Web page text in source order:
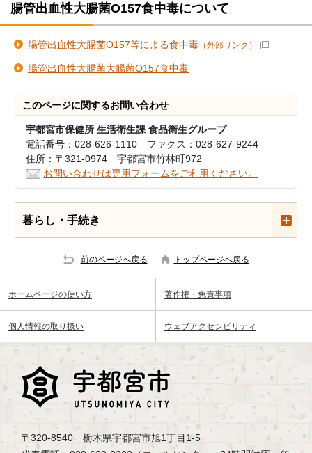
腸管出血性大腸菌O157食中毒について
腸管出血性大腸菌O157等による食中毒 （外部リンク）
腸管出血性大腸菌大腸菌O157食中毒
このページに関するお問い合わせ
宇都宮市保健所 生活衛生課 食品衛生グループ
電話番号：028-626-1110 ファクス：028-627-9244
住所：〒321-0974 宇都宮市竹林町972
お問い合わせは専用フォームをご利用ください。
暮らし・手続き
前のページへ戻る トップページへ戻る
ホームページの使い方 著作権・免責事項
個人情報の取り扱い ウェブアクセシビリティ
〒320-8540 栃木県宇都宮市旭1丁目1-5